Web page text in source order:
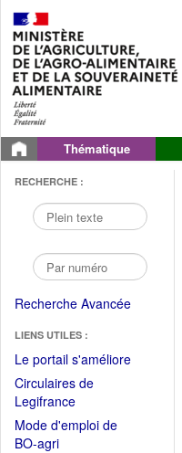
Thématique
RECHERCHE :
Recherche Avancée
LIENS UTILES :
Le portail s'améliore(Fichier
Circulaires de
Legifrance(Ouvrir
dans
une
Mode d'emploi de
BO-agri(Ouvrir